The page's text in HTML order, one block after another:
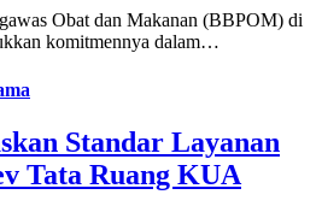
Obat dan Makanan (BBPOM) di
komitmennya dalam…
Standar Layanan
Tata Ruang KUA